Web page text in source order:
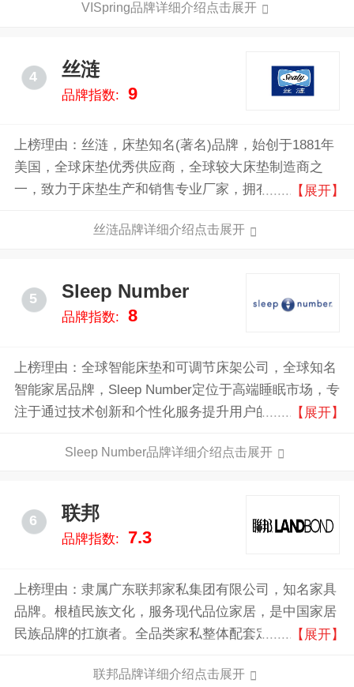
店和私人住宅。VISpring品牌详细介绍点击展开
4 丝涟
品牌指数: 9
上榜理由：丝涟，床垫知名(著名)品牌，始创于1881年
美国，全球床垫优秀供应商，全球较大床垫制造商之
一，致力于床垫生产和销售专业厂家，拥有世界最具规
（上海）有限公司于2008年正式成立。
【展开】
丝涟品牌详细介绍点击展开
5 Sleep Number
品牌指数: 8
上榜理由：全球智能床垫和可调节床架公司，全球知名
智能家居品牌，Sleep Number定位于高端睡眠市场，专
注于通过技术创新和个性化服务提升用户的睡眠质量。
可调节性和智能化功能，使其能够满足不同用户的独特
【展开】
Sleep Number品牌详细介绍点击展开
6 联邦
品牌指数: 7.3
上榜理由：隶属广东联邦家私集团有限公司，知名家具
品牌。根植民族文化，服务现代品位家居，是中国家居
民族品牌的扛旗者。全品类家私整体配套定制品牌，主
【展开】
联邦品牌详细介绍点击展开